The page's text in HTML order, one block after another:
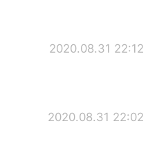
2020.08.31 22:12
2020.08.31 22:02